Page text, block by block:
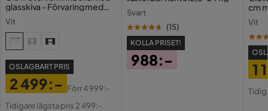
glasskiva - Förvaring med
Vit
OSLAGBART PRIS
Pris
2 499:-
Original
Förr4 999:-
Tidigare lägsta pris 2 499:-
Svart
(15)
KOLLA PRISET!
988:-
cm
Vit
1